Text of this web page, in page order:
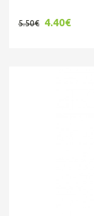
5.50€ 4.40€